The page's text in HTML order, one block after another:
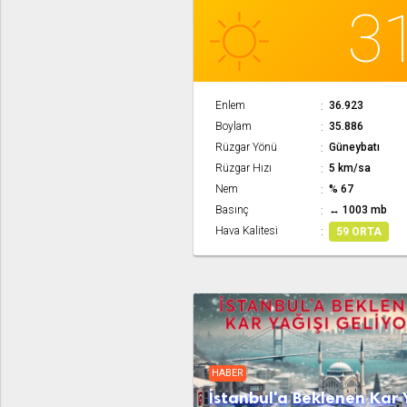
Enlem
36.923
Boylam
35.886
Rüzgar Yönü
Güneybatı
Rüzgar Hızı
5 km/sa
Nem
% 67
Basınç
↔ 1003 mb
Hava Kalitesi
59 ORTA
HABER
İstanbul'a Beklenen Kar